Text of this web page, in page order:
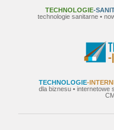
TECHNOLOGIE-
technologie sanitarne •
TECHNOLOGIE-
dla biznesu • internetowe